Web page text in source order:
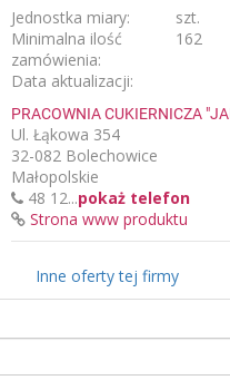
Jednostka miary:
szt.
Minimalna ilość
zamówienia:
162
Data aktualizacji:
PRACOWNIA CUKIERNICZA
Ul. Łąkowa 354
32-082 Bolechowice
Małopolskie
48 12...pokaż telefon
Strona www produktu
Inne oferty tej firmy